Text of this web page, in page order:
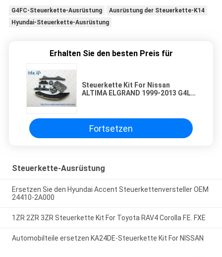
G4FC-Steuerkette-Ausrüstung
Ausrüstung der Steuerkette-K14
Hyundai-Steuerkette-Ausrüstung
Erhalten Sie den besten Preis für
Steuerkette Kit For Nissan
ALTIMA ELGRAND 1999-2013 G4LA
Fortsetzen
Steuerkette-Ausrüstung
Ersetzen Sie den Hyundai Accent Steuerkettenversteller OEM
24410-2A000
1ZR 2ZR 3ZR Steuerkette Kit For Toyota RAV4 Corolla F.E. FXE
Automobilteile ersetzen KA24DE-Steuerkette Kit For NISSAN